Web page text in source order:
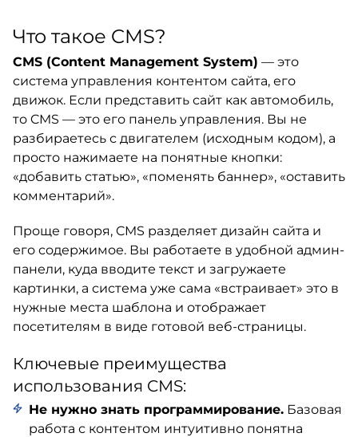
Что такое CMS?
CMS (Content Management System) — это
система управления контентом сайта, его
движок. Если представить сайт как автомобиль,
то CMS — это его панель управления. Вы не
разбираетесь с двигателем (исходным кодом), а
просто нажимаете на понятные кнопки:
«добавить статью», «поменять баннер», «оставить
комментарий».
Проще говоря, CMS разделяет дизайн сайта и
его содержимое. Вы работаете в удобной админ-
панели, куда вводите текст и загружаете
картинки, а система уже сама «встраивает» это в
нужные места шаблона и отображает
посетителям в виде готовой веб-страницы.
Ключевые преимущества
использования CMS:
Не нужно знать программирование. Базовая
работа с контентом интуитивно понятна